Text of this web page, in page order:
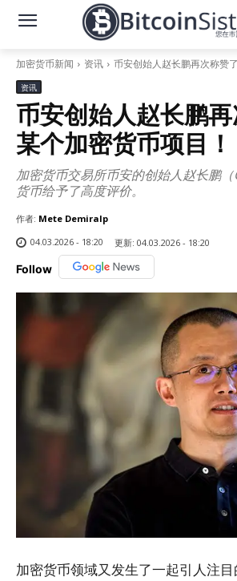
加密货币新闻 资讯 币安创始人赵长鹏再次称赞
资讯
币安创始人赵长鹏
某个加密货币项目！
加密货币交易所币安的创始人赵长鹏
货币给予了高度评价。
作者: Mete Demiralp
04.03.2026 - 18:20
更新: 04.03.2026 - 18:20
Follow
加密货币领域又发生了一起引人注